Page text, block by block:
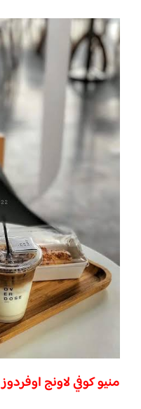
منيو كوفي لاونج اوفردوز